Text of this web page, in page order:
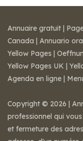
Annuaire gratuit |
Canada | Annuario
Yellow Pages |
Yellow Pages UK |
Agenda en ligne |
Copyright © 2026 |
professionnel qui
et fermeture des